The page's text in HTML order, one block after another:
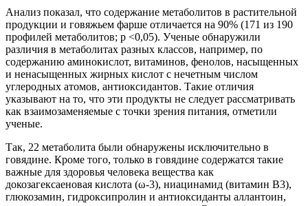
Анализ показал, что содержание метаболитов в растительной
продукции и говяжьем фарше отличается на 90% (171 из 190
профилей метаболитов; p <0,05). Ученые обнаружили
различия в метаболитах разных классов, например, по
содержанию аминокислот, витаминов, фенолов, насыщенных
и ненасыщенных жирных кислот с нечетным числом
углеродных атомов, антиоксидантов. Такие отличия
указывают на то, что эти продукты не следует рассматривать
как взаимозаменяемые с точки зрения питания, отметили
ученые.
Так, 22 метаболита были обнаружены исключительно в
говядине. Кроме того, только в говядине содержатся такие
важные для здоровья человека вещества как
докозагексаеновая кислота (ω-3), ниацинамид (витамин B3),
глюкозамин, гидроксипролин и антиоксиданты аллантоин,